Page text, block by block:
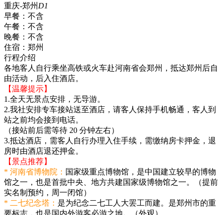
重庆-郑州 D1
早餐： 不含
午餐： 不含
晚餐： 不含
住宿： 郑州
行程介绍
各地客人自行乘坐高铁或火车赴河南省会郑州，抵达郑州后自
由活动，后入住酒店。
【温馨提示】
1.全天无景点安排，无导游。
2.我社安排专车接站送至酒店，请客人保持手机畅通，客人到
站之前均会接到电话。
（接站前后需等待 20 分钟左右）
3.抵达酒店，需客人自行办理入住手续，需缴纳房卡押金，退
房时由酒店退还押金。
【景点推荐】
* 河南省博物院： 国家级重点博物馆，是中国建立较早的博物
馆之一，也是首批中央、地方共建国家级博物馆之一。（提前
实名制预约，周一闭馆）
* 二七纪念塔： 是为纪念二七工人大罢工而建。是郑州市的重
要标志，也是国内外游客必游之地。（外观）